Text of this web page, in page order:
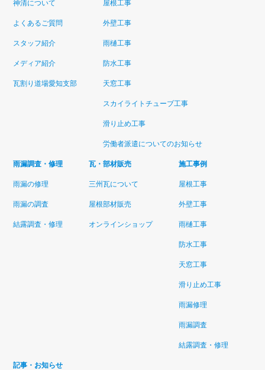
神清について
よくあるご質問
スタッフ紹介
メディア紹介
瓦割り道場愛知支部
屋根工事
外壁工事
雨樋工事
防水工事
天窓工事
スカイライトチューブ工事
滑り止め工事
労働者派遣についてのお知らせ
雨漏調査・修理
雨漏の修理
雨漏の調査
結露調査・修理
瓦・部材販売
三州瓦について
屋根部材販売
オンラインショップ
施工事例
屋根工事
外壁工事
雨樋工事
防水工事
天窓工事
滑り止め工事
雨漏修理
雨漏調査
結露調査・修理
記事・お知らせ